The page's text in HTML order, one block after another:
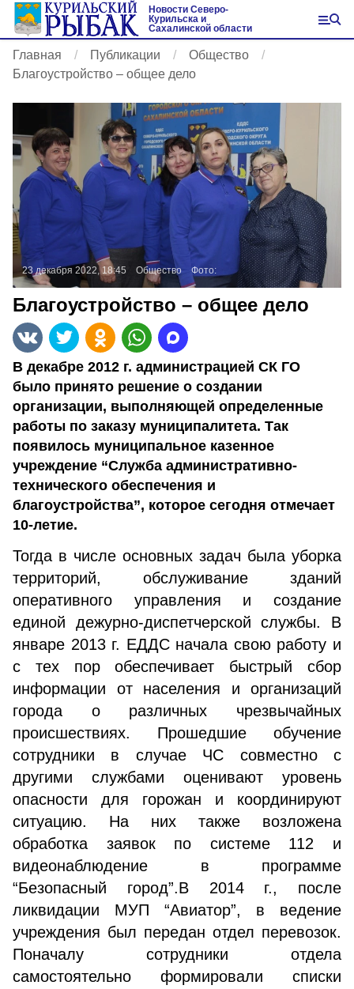
Новости Северо-
Курильска и
Сахалинской области
Главная Публикации
Общество
Благоустройство – общее дело
23 декабря 2022, 18:45 Общество Фото:
Благоустройство – общее дело
В декабре 2012 г. администрацией СК ГО
было принято решение о создании
организации, выполняющей определенные
работы по заказу муниципалитета. Так
появилось муниципальное казенное
учреждение “Служба административно-
технического обеспечения и
благоустройства”, которое сегодня отмечает
10-летие.
Тогда в числе основных задач была уборка
территорий, обслуживание зданий
оперативного управления и создание
единой дежурно-диспетчерской службы. В
январе 2013 г. ЕДДС начала свою работу и
с тех пор обеспечивает быстрый сбор
информации от населения и организаций
города о различных чрезвычайных
происшествиях. Прошедшие обучение
сотрудники в случае ЧС совместно с
другими службами оценивают уровень
опасности для горожан и координируют
ситуацию. На них также возложена
обработка заявок по системе 112 и
видеонаблюдение в программе
“Безопасный город”.В 2014 г., после
ликвидации МУП “Авиатор”, в ведение
учреждения был передан отдел перевозок.
Поначалу сотрудники отдела
самостоятельно формировали списки